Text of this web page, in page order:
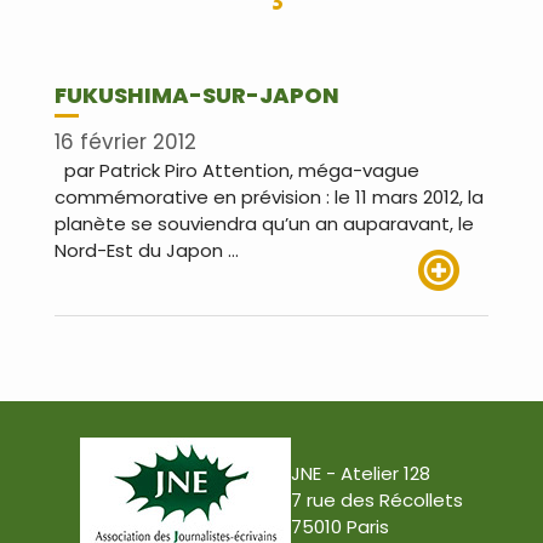
FUKUSHIMA-SUR-JAPON
16 février 2012
par Patrick Piro Attention, méga-vague
commémorative en prévision : le 11 mars 2012, la
planète se souviendra qu’un an auparavant, le
Nord-Est du Japon …
JNE - Atelier 128
7 rue des Récollets
75010 Paris